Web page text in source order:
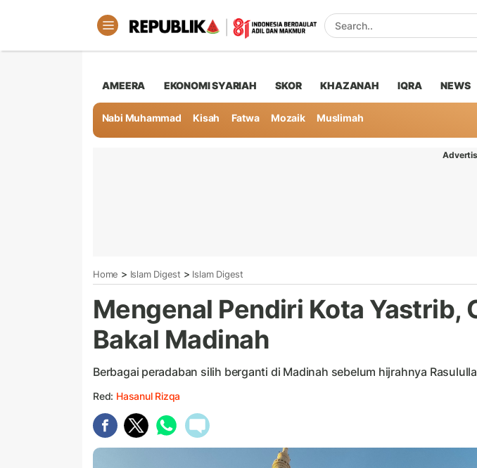
AMEERA EKONOMI SYARIAH SKOR KHAZANAH IQRA NEWS
Nabi Muhammad Kisah Fatwa Mozaik Muslimah
Home > Islam Digest > Islam Digest
Mengenal Pendiri Kota Yastrib,
Bakal Madinah
Berbagai peradaban silih berganti di Madinah sebelum hijrahnya
Red: Hasanul Rizqa